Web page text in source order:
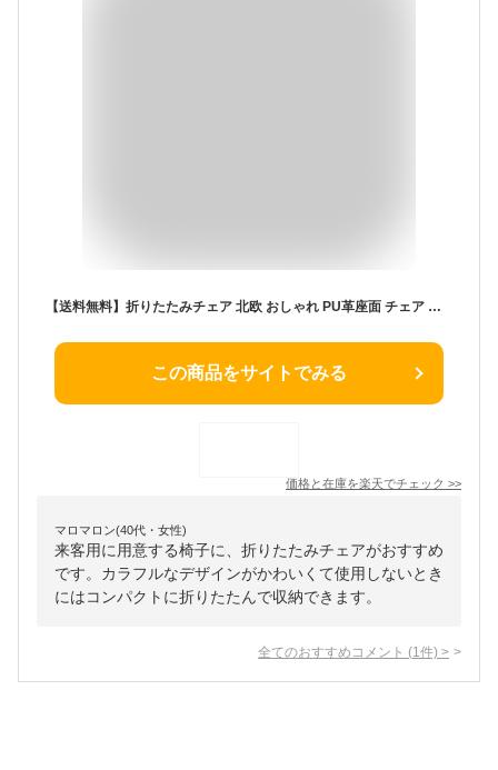
【送料無料】折りたたみチェア 北欧 おしゃれ PU革座面 チェア 丸椅子 丸イス 丸いす いす 折りたたみ椅子 背もたれ付き コンパクト 椅子 腰掛け 軽量 省スペース収納 耐荷重100kg 在宅ワーク テレワーク 玄関 リビング カウンター キッチン インテリア 来客用 新生活 7色
この商品をサイトでみる
価格と在庫を楽天でチェック >>
マロマロン(40代・女性)
来客用に用意する椅子に、折りたたみチェアがおすすめ
です。カラフルなデザインがかわいくて使用しないとき
にはコンパクトに折りたたんで収納できます。
全てのおすすめコメント (1 件) >